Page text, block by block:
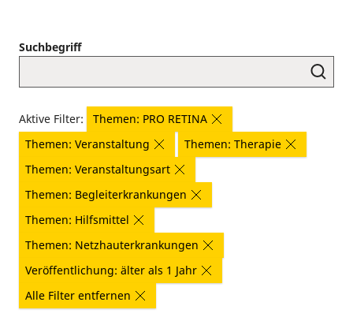
Suchbegriff
Aktive Filter:
Themen: PRO RETINA
Themen: Veranstaltung
Themen: Therapie
Themen: Veranstaltungsart
Themen: Begleiterkrankungen
Themen: Hilfsmittel
Themen: Netzhauterkrankungen
Veröffentlichung: älter als 1 Jahr
Alle Filter entfernen